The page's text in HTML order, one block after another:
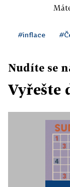
#inflace
Nudíte se
Vyřešte